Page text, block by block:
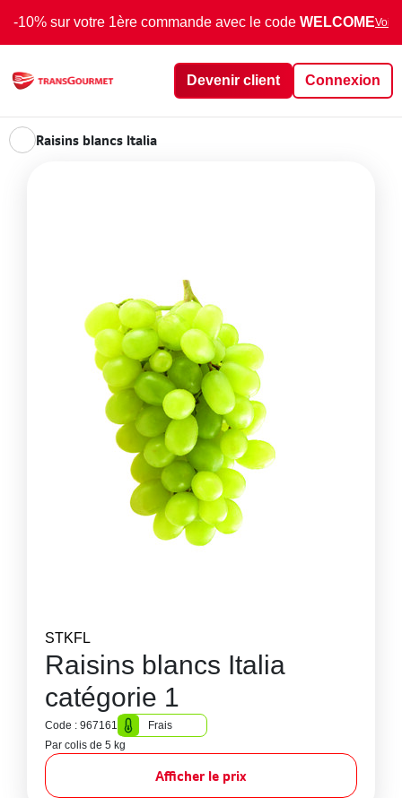
-10% sur votre 1ère commande avec le code WELCOMEVoir
Devenir client Connexion
Raisins blancs Italia
STKFL
Raisins blancs Italia
catégorie 1
Code : 967161
Frais
Par colis de 5 kg
Afficher le prix